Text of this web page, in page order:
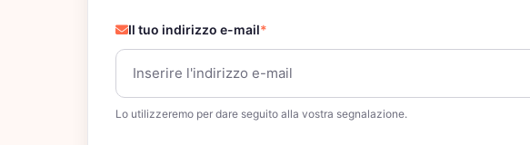
Il tuo indirizzo e-mail*
Lo utilizzeremo per dare seguito alla vostra segnalazione.